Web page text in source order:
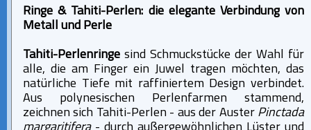
Ringe & Tahiti-Perlen: die elegante Verbindung von
Metall und Perle
Tahiti-Perlenringe sind Schmuckstücke der Wahl für
alle, die am Finger ein Juwel tragen möchten, das
natürliche Tiefe mit raffiniertem Design verbindet.
Aus polynesischen Perlenfarmen stammend,
zeichnen sich Tahiti-Perlen - aus der Auster Pinctada